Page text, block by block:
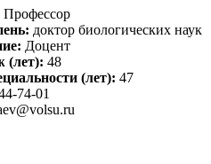
Профессор
доктор биологических наук
Доцент
(лет): 48
(лет): 47
74-01